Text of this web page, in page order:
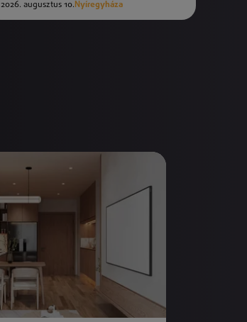
2026. augusztus 10. Nyíregyháza